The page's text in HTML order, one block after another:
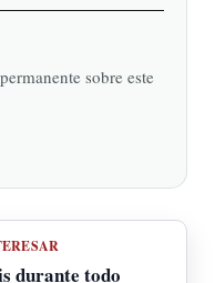
sobre este
durante todo